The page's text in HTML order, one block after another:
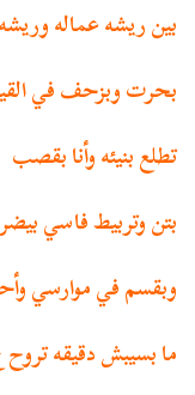
بين ريشه عماله
بحرت وبزحف في
تطلع بنيئه وأنا بقصب
بتن وتربيط فاسي
وبقسم في موارسي
ما بسيبش دقيقه